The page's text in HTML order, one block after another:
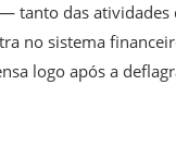
tanto das
no sistema
logo após a